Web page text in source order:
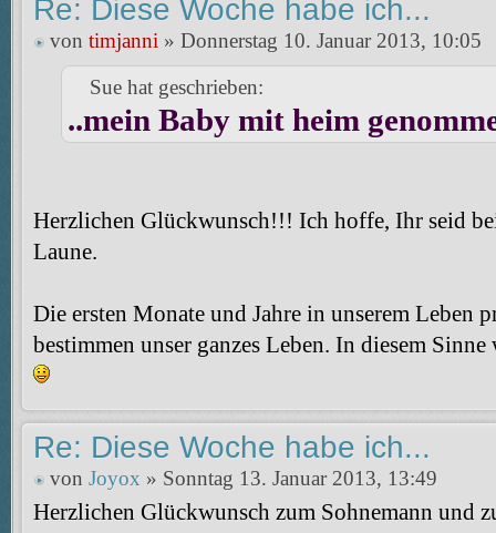
Re: Diese Woche habe ich...
von timjanni » Donnerstag 10. Januar 2013, 10:05
Sue hat geschrieben:
..mein Baby mit heim
Herzlichen Glückwunsch!!! Ich hoffe, Ihr seid
Laune.
Die ersten Monate und Jahre in unserem Leben
bestimmen unser ganzes Leben. In diesem
Re: Diese Woche habe ich...
von Joyox » Sonntag 13. Januar 2013, 13:49
Herzlichen Glückwunsch zum Sohnemann und